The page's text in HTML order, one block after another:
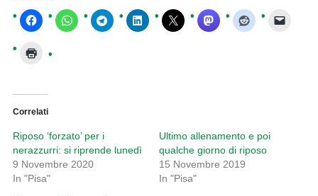
Correlati
Riposo ‘forzato’ per i
nerazzurri: si riprende lunedì
9 Novembre 2020
In "Pisa"
Ultimo allenamento e poi
qualche giorno di riposo
15 Novembre 2019
In "Pisa"